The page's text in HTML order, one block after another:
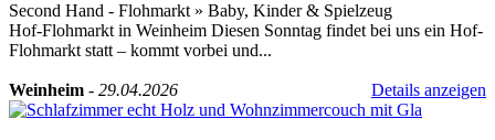
Second Hand - Flohmarkt » Baby, Kinder & Spielzeug
Hof-Flohmarkt in Weinheim Diesen Sonntag findet bei uns ein Hof-
Flohmarkt statt – kommt vorbei und...
Weinheim - 29.04.2026 Details anzeigen